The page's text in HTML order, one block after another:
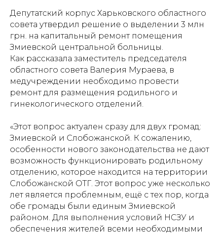
Депутатский корпус Харьковского областного
совета утвердил решение о выделении 3 млн
грн. на капитальный ремонт помещения
Змиевской центральной больницы.
Как рассказала заместитель председателя
областного совета Валерия Мураева, в
медучреждении необходимо провести
ремонт для размещения родильного и
гинекологического отделений.
«Этот вопрос актуален сразу для двух громад:
Змиевской и Слобожанской. К сожалению,
особенности нового законодательства не дают
возможность функционировать родильному
отделению, которое находится на территории
Слобожанской ОТГ. Этот вопрос уже несколько
лет является проблемным, ещё с тех пор, когда
обе громады были единым Змиевской
районом. Для выполнения условий НСЗУ и
обеспечения жителей всеми необходимыми